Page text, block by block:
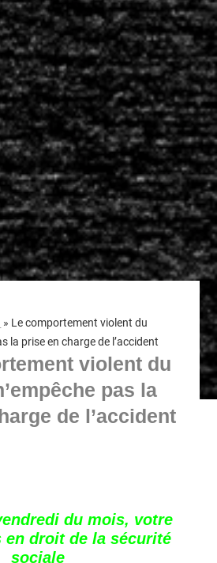
» Le comportement violent du
la prise en charge de l’accident
violent du
pas la
de l’accident
du mois, votre
en droit de la sécurité
sociale